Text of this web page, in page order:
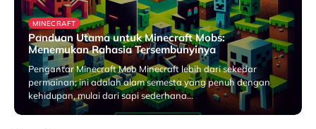
MINECRAFT
Panduan Utama untuk Minecraft Mobs:
Menemukan Rahasia Tersembunyinya
Pengantar Minecraft Mob Minecraft lebih dari sekedar
permainan; ini adalah alam semesta yang penuh dengan
kehidupan, mulai dari sapi sederhana…
May 12, 2026